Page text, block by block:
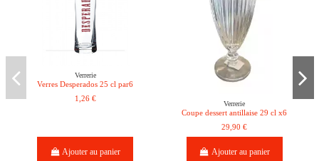
Verrerie
Verres Desperados 25 cl par6
1,26 €
Ajouter au panier
Verrerie
Coupe dessert antillaise 29 cl x6
29,90 €
Ajouter au panier